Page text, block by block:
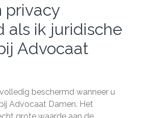
privacy
als ik juridische
Advocaat
beschermd wanneer u
Advocaat Damen. Het